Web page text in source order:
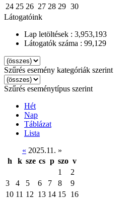
24 25 26 27 28 29 30
Látogatóink
Lap letöltések : 3,953,193
Látogatók száma : 99,129
Szűrés esemény kategóriák szerint
Szűrés eseménytípus szerint
Hét
Nap
Táblázat
Lista
« 2025.11. »
h
k sze cs p szo v
1
2
3
4 5 6 7 8
9
10 11 12 13 14 15 16